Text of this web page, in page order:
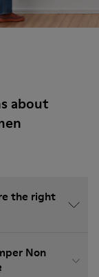
about
the right
Non